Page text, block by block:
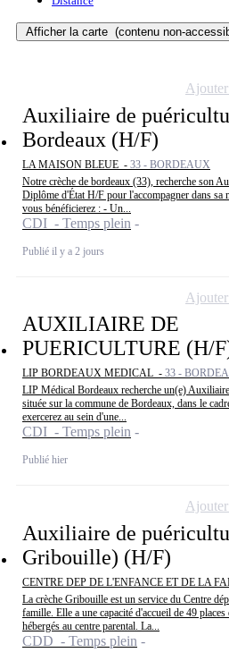
Afficher la carte (contenu non-
Auxiliaire de
Bordeaux (H/F)
LA MAISON BLEUE - 33 - BORDEAUX
Notre crèche de bordeaux (33), recherche son
Diplôme d'État H/F pour l'accompagner dans sa
vous bénéficierez : - Un...
CDI - Temps plein
Publié il y a 2 jours
AUXILIAIRE DE
PUERICULTURE (H/
LIP BORDEAUX MEDICAL - 33 -
LIP Médical Bordeaux recherche un(e)
située sur la commune de Bordeaux, dans le
exercerez au sein d'une...
CDI - Temps plein
Publié hier
Auxiliaire de
Gribouille) (H/F)
CENTRE DEP DE L'ENFANCE ET DE LA
La crèche Gribouille est un service du Centre
famille. Elle a une capacité d'accueil de 49
hébergés au centre parental. La...
CDD - Temps plein